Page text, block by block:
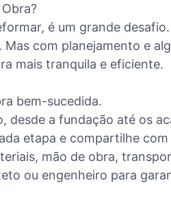
é um grande
com planejamento e
mais tranquila e eficiente.
bem-sucedida.
desde a fundação até os
etapa e compartilhe
mão de obra,
ou engenheiro para